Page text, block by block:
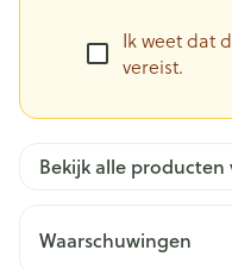
Ik weet dat
vereist.
Bekijk alle producten
Waarschuwingen